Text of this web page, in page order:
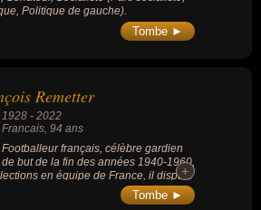
Politique de gauche).
Tombe ►
Remetter
1928 - 2022
Francais , 94 ans
Footballeur français, célèbre gardien
de but de la fin des années 1940-1960,
en équipe de France, il dispute
du monde : en 1954 et en 1958
troisième de la compétition avec
+
+
Tombe ►